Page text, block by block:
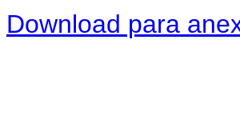
Download para